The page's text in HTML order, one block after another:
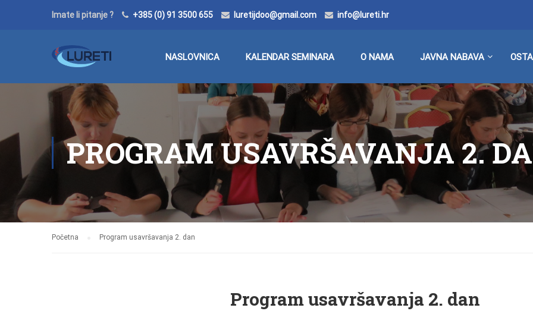
Imate li pitanje ? +385 (0) 91 3500 655 luretijdoo@gmail.com info@lureti.hr
NASLOVNICA KALENDAR SEMINARA O NAMA JAVNA NABAVA
PROGRAM USAVRŠAVANJA 2.
Početna Program usavršavanja 2. dan
Program usavršavanja 2. dan